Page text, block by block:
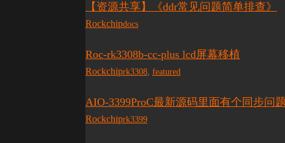
【资源共享】《ddr常见问题简单排查》
Rockchipdocs
Roc-rk3308b-cc-plus lcd屏幕移植
Rockchiprk3308 featured
AIO-3399ProC最新源码里面有个同步问题
Rockchiprk3399